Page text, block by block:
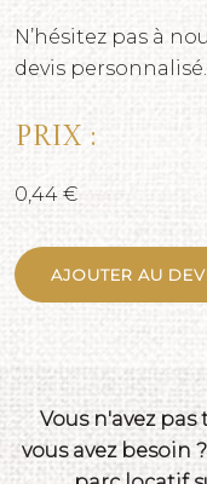
N’hésitez pas à
devis personnalisé.
Prix :
0,44 €
AJOUTER AU
Vous n'avez
vous avez besoin